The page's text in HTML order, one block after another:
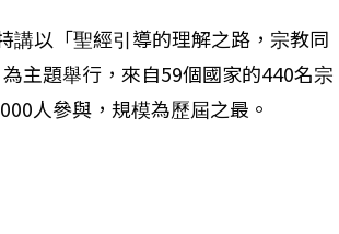
講以「聖經引導的理解之路，宗教同
主題舉行，來自59個國家的440名宗
人參與，規模為歷屆之最。